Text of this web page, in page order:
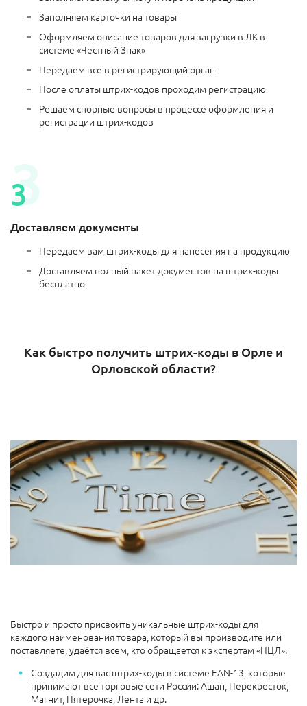
Заполняем карточки на товары
Оформляем описание товаров для загрузки в ЛК в
системе «Честный Знак»
Передаем все в регистрирующий орган
После оплаты штрих-кодов проходим регистрацию
Решаем спорные вопросы в процессе оформления и
регистрации штрих-кодов
Доставляем документы
Передаём вам штрих-коды для нанесения на продукцию
Доставляем полный пакет документов на штрих-коды
бесплатно
Как быстро получить штрих-коды в Орле и
Орловской области?
Быстро и просто присвоить уникальные штрих-коды для
каждого наименования товара, который вы производите или
поставляете, удаётся всем, кто обращается к экспертам «НЦЛ».
Создадим для вас штрих-коды в системе EAN-13, которые
принимают все торговые сети России: Ашан, Перекресток,
Магнит, Пятерочка, Лента и др.